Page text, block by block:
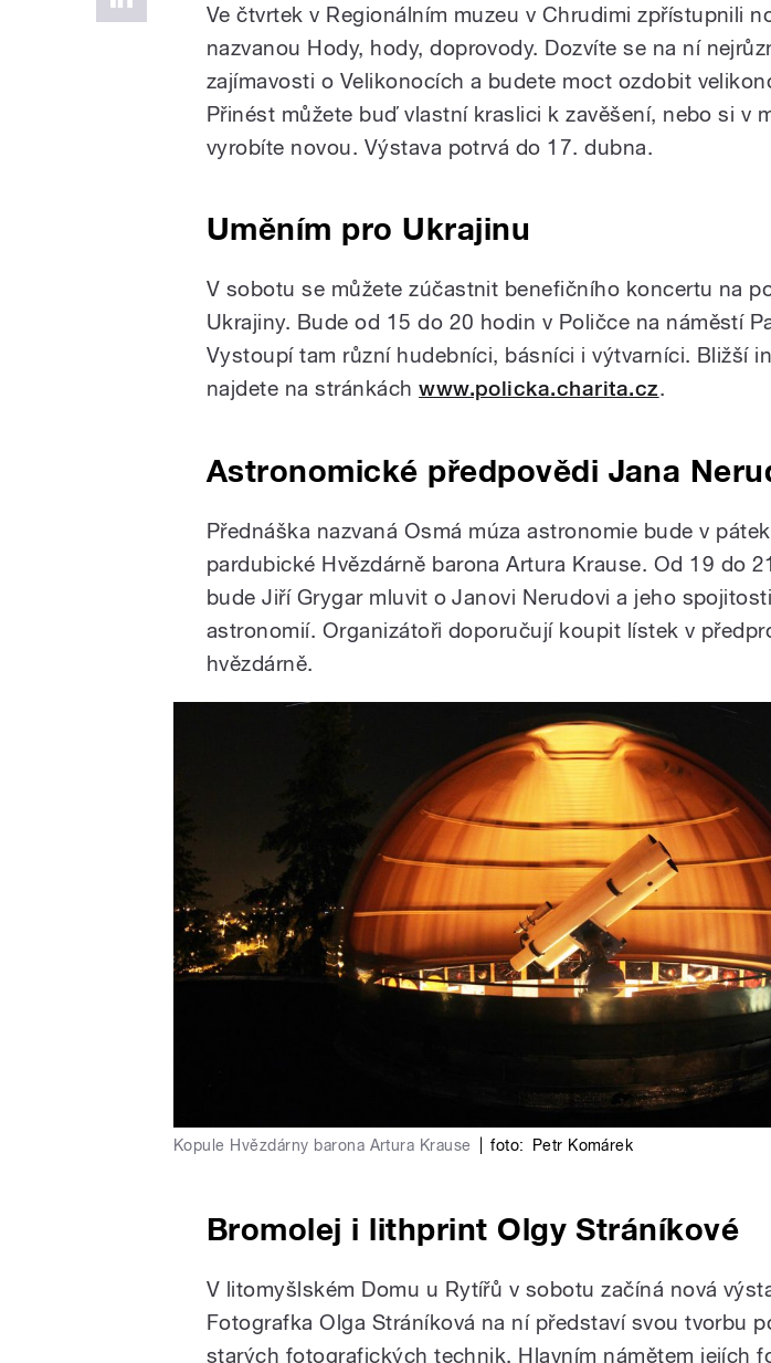
Ve čtvrtek v Regionálním muzeu v Chrudimi zpřístupnili
nazvanou Hody, hody, doprovody. Dozvíte se na ní
zajímavosti o Velikonocích a budete moct ozdobit
Přinést můžete buď vlastní kraslici k zavěšení, nebo si v
vyrobíte novou. Výstava potrvá do 17. dubna.
Uměním pro Ukrajinu
V sobotu se můžete zúčastnit benefičního koncertu na
Ukrajiny. Bude od 15 do 20 hodin v Poličce na náměstí
Vystoupí tam různí hudebníci, básníci i výtvarníci. Bližší
najdete na stránkáchwww.policka.charita.cz.
Astronomické předpovědi Jana
Přednáška nazvaná Osmá múza astronomie bude v
pardubické Hvězdárně barona Artura Krause. Od 19 do
bude Jiří Grygar mluvit o Janovi Nerudovi a jeho
astronomií. Organizátoři doporučují koupit lístek v
hvězdárně.
Kopule Hvězdárny barona Artura Krause foto: Petr Komárek
Bromolej i lithprint Olgy Stráníkové
V litomyšlském Domu u Rytířů v sobotu začíná nová
Fotografka Olga Stráníková na ní představí svou tvorbu
starých fotografických technik. Hlavním námětem jejích